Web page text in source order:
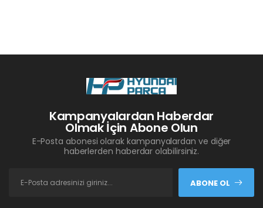
Kampanyalardan Haberdar
Olmak İçin Abone Olun
E-Posta abonesi olarak kampanyalardan ve diğer
haberlerden haberdar olabilirsiniz.
ABONE OL